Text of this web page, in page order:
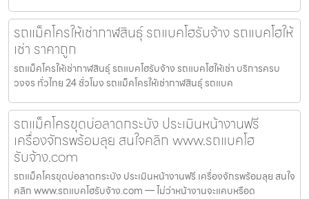
รถแม็คโครให้เช่ากาฬสินธุ์ รถแบคโฮรับจ้าง รถแบคโฮให้
เช่า ราคาถูก
รถแม็คโครให้เช่ากาฬสินธุ์ รถแบคโฮรับจ้าง รถแบคโฮให้เช่า บริการครบ
วงจร ทั่วไทย 24 ชั่วโมง รถแม็คโครให้เช่ากาฬสินธุ์ รถแบค
รถแม็คโครขุดบ่อลาดกระบัง ประเมินหน้างานฟรี
เครื่องจักรพร้อมลุย สนใจคลิก www.รถแบคโฮ
รับจ้าง.com
รถแม็คโครขุดบ่อลาดกระบัง ประเมินหน้างานฟรี เครื่องจักรพร้อมลุย สนใจ
คลิก www.รถแบคโฮรับจ้าง.com — ไม่ว่าหน้างานจะแคบหรือด